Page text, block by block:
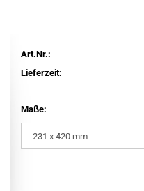
Art.Nr.:
Lieferzeit:
Maße: